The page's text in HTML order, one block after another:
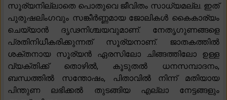
സൂര്യനില്ലാതെ പൊതുവെ ജീവിതം സാധ്യമല്ല. ഇത്
പുരുഷലിംഗവും സങ്കീർണ്ണമായ ജോലികൾ കൈകാര്യം
ചെയ്യാൻ ദൃഢനിശ്ചയവുമാണ്. നേതൃഗുണങ്ങളെ
പ്രതിനിധീകരിക്കുന്നത് സൂര്യനാണ്. ജാതകത്തിൽ
ശക്തനായ സൂര്യൻ ഏരസിലോ ചിങ്ങത്തിലോ ഉള്ള
വ്യക്തിക്ക് തൊഴിൽ, കൂടുതൽ ധനസമ്പാദനം,
ബന്ധത്തിൽ സന്തോഷം, പിതാവിൽ നിന്ന് മതിയായ
പിന്തുണ ലഭിക്കൽ തുടങ്ങിയ എല്ലാ നേട്ടങ്ങളും